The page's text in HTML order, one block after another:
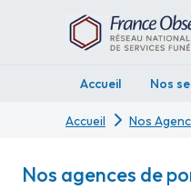
Accueil Nos
Accueil Nos
Nos agences de